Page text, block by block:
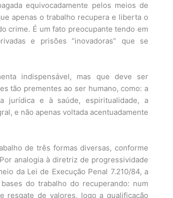
equivocadamente pelos meios de
apenas o trabalho recupera e liberta o
crime. É um fato preocupante tendo em
e prisões “inovadoras” que se
indispensável, mas que deve ser
tão prementes ao ser humano, como: a
jurídica e à saúde, espiritualidade, a
e não apenas voltada acentuadamente
de três formas diversas, conforme
analogia à diretriz de progressividade
da Lei de Execução Penal 7.210/84, a
do trabalho do recuperando: num
resgate de valores, logo a qualificação